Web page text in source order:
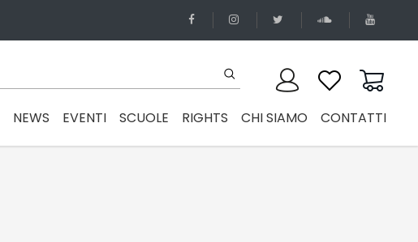
NEWS EVENTI SCUOLE RIGHTS CHI SIAMO CONTATTI